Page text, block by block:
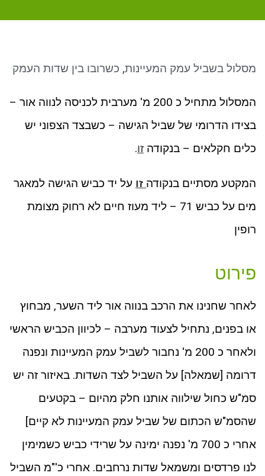
סמן קישורים
מסלול בשביל עמק המעיינות, כשרובו בין שדות העמק
המסלול מתחיל כ 200 מ' מערבית לכניסה לנווה אור –
בצידו הדרומי של שביל הגישה – כשבצד הצפוני יש
כלים חקלאים – בנקודה זו.
המקטע מסתיים בנקודה זו על יד כביש הגישה למאגר
מים על כביש 71 – ליד מעוז חיים לא רחוק מצומת
רופין
פירוט
לאחר שחנינו את הרכב בנווה אור ליד השער, מבחוץ
או בפנים, נתחיל לצעוד מערבה – לכיוון הכביש הראשי
ולאחר כ 200 מ' נחבור לשביל עמק המעיינות ונפנה
דרומה [שמאלה] על השביל לצד השדות. באיזור זה יש
סמ"ש כחול שילווה אותנו חלק מהיום – בקטעים
שהסמ"ש הכתום של שביל עמק המעיינות לא קיים]
אחרי כ 700 מ' נפנה ימינה על שרידי כביש כשמימין
לנו פרדסים ומשמאל שדות נרחבים. אחרי כ'"מ השביל